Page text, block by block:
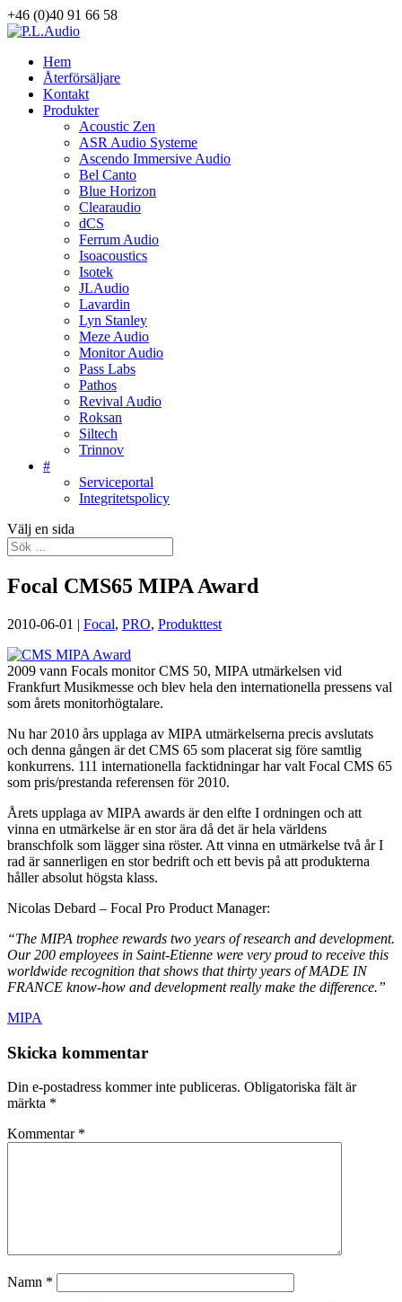
+46 (0)40 91 66 58
Hem
Återförsäljare
Kontakt
Produkter
Acoustic Zen
ASR Audio Systeme
Ascendo Immersive Audio
Bel Canto
Blue Horizon
Clearaudio
dCS
Ferrum Audio
Isoacoustics
Isotek
JLAudio
Lavardin
Lyn Stanley
Meze Audio
Monitor Audio
Pass Labs
Pathos
Revival Audio
Roksan
Siltech
Trinnov
#
Serviceportal
Integritetspolicy
Välj en sida
Focal CMS65 MIPA Award
2010-06-01 | Focal, PRO, Produkttest
2009 vann Focals monitor CMS 50, MIPA utmärkelsen vid
Frankfurt Musikmesse och blev hela den internationella pressens val
som årets monitorhögtalare.
Nu har 2010 års upplaga av MIPA utmärkelserna precis avslutats
och denna gången är det CMS 65 som placerat sig före samtlig
konkurrens. 111 internationella facktidningar har valt Focal CMS 65
som pris/prestanda referensen för 2010.
Årets upplaga av MIPA awards är den elfte I ordningen och att
vinna en utmärkelse är en stor ära då det är hela världens
branschfolk som lägger sina röster. Att vinna en utmärkelse två år I
rad är sannerligen en stor bedrift och ett bevis på att produkterna
håller absolut högsta klass.
Nicolas Debard – Focal Pro Product Manager:
“The MIPA trophee rewards two years of research and development.
Our 200 employees in Saint-Etienne were very proud to receive this
worldwide recognition that shows that thirty years of MADE IN
FRANCE know-how and development really make the difference.”
MIPA
Skicka kommentar
Din e-postadress kommer inte publiceras. Obligatoriska fält är
märkta *
Kommentar *
Namn *